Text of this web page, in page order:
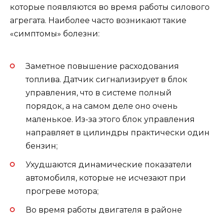
которые появляются во время работы силового
агрегата. Наиболее часто возникают такие
«симптомы» болезни:
Заметное повышение расходования
топлива. Датчик сигнализирует в блок
управления, что в системе полный
порядок, а на самом деле оно очень
маленькое. Из-за этого блок управления
направляет в цилиндры практически один
бензин;
Ухудшаются динамические показатели
автомобиля, которые не исчезают при
прогреве мотора;
Во время работы двигателя в районе